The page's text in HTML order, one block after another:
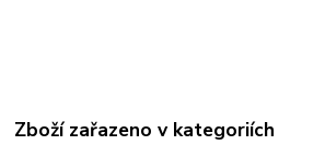
Zboží zařazeno v kategoriích